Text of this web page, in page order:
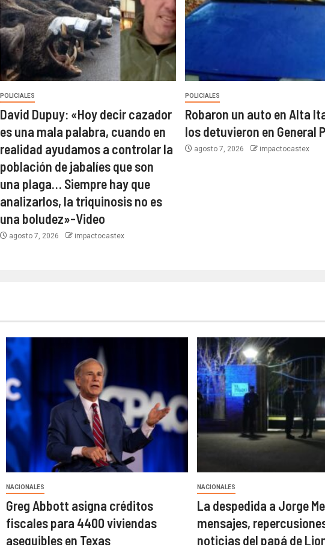
POLICIALES
David Dupuy: «Hoy decir cazador
es una mala palabra, cuando en
realidad ayudamos a controlar la
población de jabalíes que son
una plaga… Siempre hay que
analizarlos, la triquinosis no es
una boludez»-Video
agosto 7, 2026 impactocastex
POLICIALES
Robaron un auto en Alta
los detuvieron en General
agosto 7, 2026 impactocastex
NACIONALES
Greg Abbott asigna créditos
fiscales para 4400 viviendas
asequibles en Texas
NACIONALES
La despedida a Jorge
mensajes,
noticias del papá de